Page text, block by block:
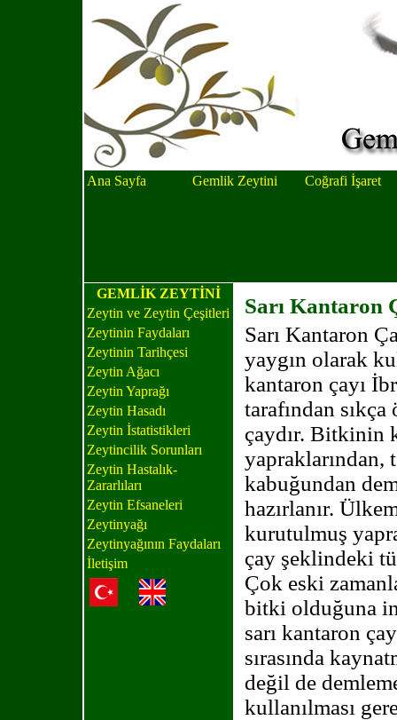
Ana Sayfa Gemlik Zeytini Coğrafi İşaret
GEMLİK ZEYTİNİ
Zeytin ve Zeytin Çeşitleri
Zeytinin Faydaları
Zeytinin Tarihçesi
Zeytin Ağacı
Zeytin Yaprağı
Zeytin Hasadı
Zeytin İstatistikleri
Zeytincilik Sorunları
Zeytin Hastalık-
Zararlıları
Zeytin Efsaneleri
Zeytinyağı
Zeytinyağının Faydaları
İletişim
Sarı Kantaron
Sarı Kantaron
yaygın olarak
kantaron çayı
tarafından
çaydır. Bitkinin
yapraklarından,
kabuğundan
hazırlanır.
kurutulmuş
çay şeklindeki
Çok eski
bitki olduğuna
sarı kantaron
sırasında
değil de
kullanılması